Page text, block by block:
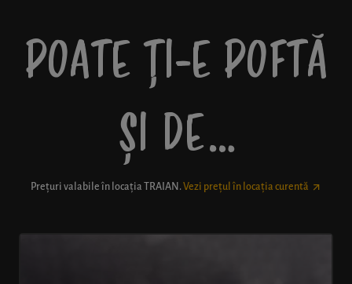
POATE ȚI-E POFTĂ
ȘI DE…
Prețuri valabile în locația TRAIAN . Vezi prețul în locația curentă